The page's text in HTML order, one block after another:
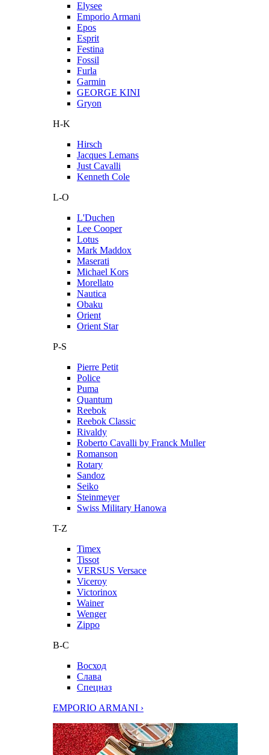
Elysee
Emporio Armani
Epos
Esprit
Festina
Fossil
Furla
Garmin
GEORGE KINI
Gryon
H-K
Hirsch
Jacques Lemans
Just Cavalli
Kenneth Cole
L-O
L'Duchen
Lee Cooper
Lotus
Mark Maddox
Maserati
Michael Kors
Morellato
Nautica
Obaku
Orient
Orient Star
P-S
Pierre Petit
Police
Puma
Quantum
Reebok
Reebok Classic
Rivaldy
Roberto Cavalli by Franck Muller
Romanson
Rotary
Sandoz
Seiko
Steinmeyer
Swiss Military Hanowa
T-Z
Timex
Tissot
VERSUS Versace
Viceroy
Victorinox
Wainer
Wenger
Zippo
В-С
Восход
Слава
Спецназ
EMPORIO ARMANI ›